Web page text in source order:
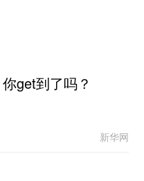
get到了吗？
新华网